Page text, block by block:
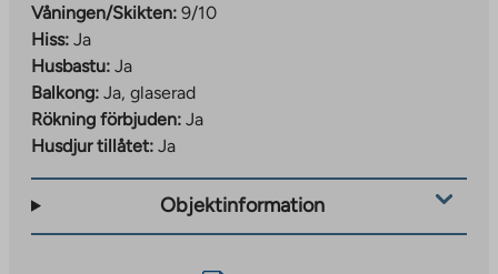
Våningen/Skikten: 9/10
Hiss: Ja
Husbastu: Ja
Balkong: Ja, glaserad
Rökning förbjuden: Ja
Husdjur tillåtet: Ja
Objektinformation